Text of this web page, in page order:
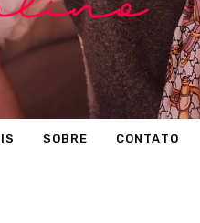
SOBRE CONTATO